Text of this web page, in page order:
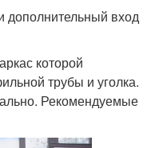
дополнительный вход
которой
трубы и уголка.
Рекомендуемые